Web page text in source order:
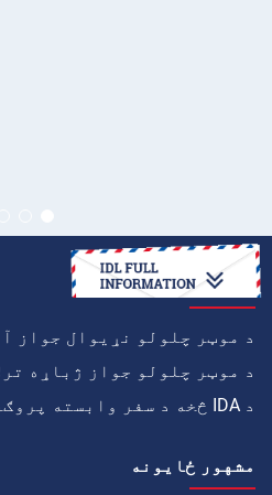
څنګه
د موټر چلولو نړیوال جواز
د موټر چلولو جواز ژباړه
د IDA څخه د سفر وابسته پروګرام
مشهور ځايونه